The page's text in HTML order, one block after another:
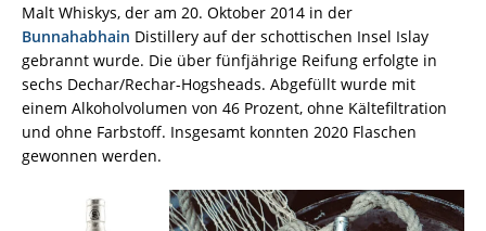
Malt Whiskys, der am 20. Oktober 2014 in der
Bunnahabhain Distillery auf der schottischen Insel Islay
gebrannt wurde. Die über fünfjährige Reifung erfolgte in
sechs Dechar/Rechar-Hogsheads. Abgefüllt wurde mit
einem Alkoholvolumen von 46 Prozent, ohne Kältefiltration
und ohne Farbstoff. Insgesamt konnten 2020 Flaschen
gewonnen werden.